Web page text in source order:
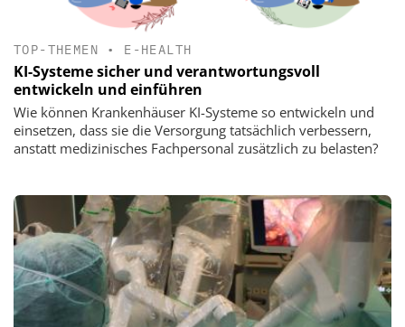
TOP-THEMEN • E-HEALTH
KI-Systeme sicher und verantwortungsvoll
entwickeln und einführen
Wie können Krankenhäuser KI-Systeme so entwickeln und
einsetzen, dass sie die Versorgung tatsächlich verbessern,
anstatt medizinisches Fachpersonal zusätzlich zu belasten?